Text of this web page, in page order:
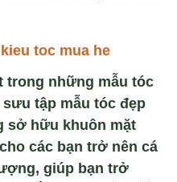
toc mua he
trong những mẫu tóc
tập mẫu tóc đẹp
sở hữu khuôn mặt
các bạn trở nên cá
giúp bạn trở